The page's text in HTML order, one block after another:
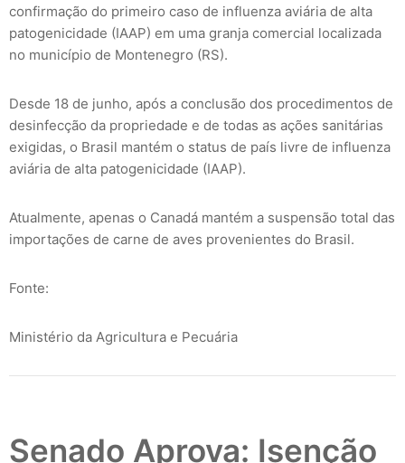
confirmação do primeiro caso de influenza aviária de alta
patogenicidade (IAAP) em uma granja comercial localizada
no município de Montenegro (RS).
Desde 18 de junho, após a conclusão dos procedimentos de
desinfecção da propriedade e de todas as ações sanitárias
exigidas, o Brasil mantém o status de país livre de influenza
aviária de alta patogenicidade (IAAP).
Atualmente, apenas o Canadá mantém a suspensão total das
importações de carne de aves provenientes do Brasil.
Fonte:
Ministério da Agricultura e Pecuária
Senado Aprova: Isenção